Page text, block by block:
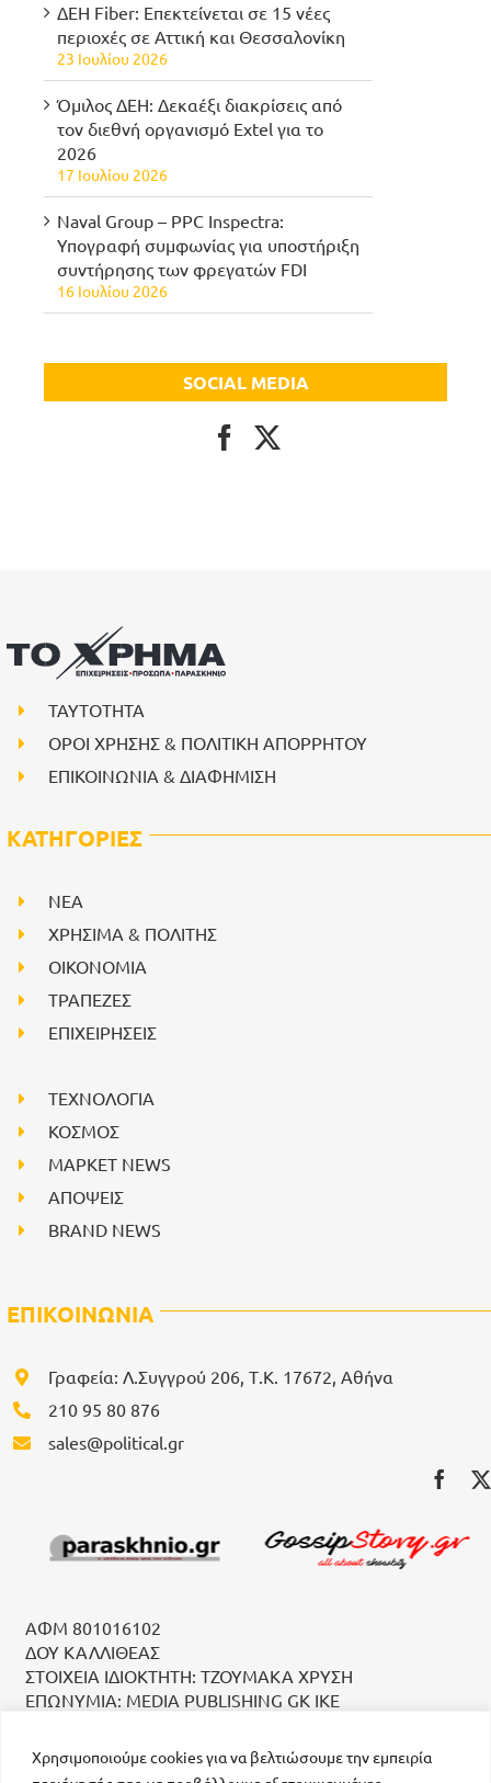
Χρησιμοποιούμε cookies για να βελτιώσουμε την εμπειρία
ΔΕΗ Fiber: Επεκτείνεται σε 15 νέες
περιοχές σε Αττική και Θεσσαλονίκη
23 Ιουλίου 2026
Όμιλος ΔΕΗ: Δεκαέξι διακρίσεις από
τον διεθνή οργανισμό Extel για το
2026
17 Ιουλίου 2026
Naval Group – PPC Inspectra:
Υπογραφή συμφωνίας για υποστήριξη
συντήρησης των φρεγατών FDI
16 Ιουλίου 2026
SOCIAL MEDIA
ΤΑΥΤΟΤΗΤΑ
ΟΡΟΙ ΧΡΗΣΗΣ & ΠΟΛΙΤΙΚΗ ΑΠΟΡΡΗΤΟΥ
ΕΠΙΚΟΙΝΩΝΙΑ & ΔΙΑΦΗΜΙΣΗ
ΚΑΤΗΓΟΡΙΕΣ
NEA
ΧΡΗΣΙΜΑ & ΠΟΛΙΤΗΣ
ΟΙΚΟΝΟΜΙΑ
ΤΡΑΠΕΖΕΣ
ΕΠΙΧΕΙΡΗΣΕΙΣ
ΤΕΧΝΟΛΟΓΙΑ
ΚΟΣΜΟΣ
ΜΑΡΚΕΤ NEWS
ΑΠΟΨΕΙΣ
BRAND NEWS
ΕΠΙΚΟΙΝΩΝΙΑ
Γραφεία: Λ.Συγγρού 206, Τ.Κ. 17672, Αθήνα
210 95 80 876
sales@political.gr
ΑΦΜ 801016102
ΔΟΥ ΚΑΛΛΙΘΕΑΣ
ΣΤΟΙΧΕΙΑ ΙΔΙΟΚΤΗΤΗ: ΤΖΟΥΜΑΚΑ ΧΡΥΣΗ
ΕΠΩΝΥΜΙΑ: MEDIA PUBLISHING GK IKE